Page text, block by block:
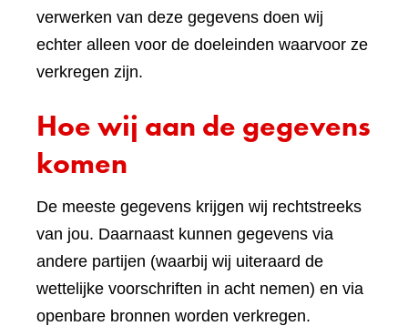
verwerken van deze gegevens doen wij
echter alleen voor de doeleinden waarvoor ze
verkregen zijn.
Hoe wij aan de gegevens
komen
De meeste gegevens krijgen wij rechtstreeks
van jou. Daarnaast kunnen gegevens via
andere partijen (waarbij wij uiteraard de
wettelijke voorschriften in acht nemen) en via
openbare bronnen worden verkregen.